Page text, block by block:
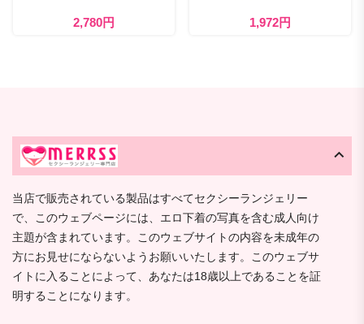
2,780円 1,972円
当店で販売されている製品はすべてセクシーランジェリー
で、このウェブページには、エロ下着の写真を含む成人向け
主題が含まれています。このウェブサイトの内容を未成年の
方にお見せにならないようお願いいたします。このウェブサ
イトに入ることによって、あなたは18歳以上であることを証
明することになります。